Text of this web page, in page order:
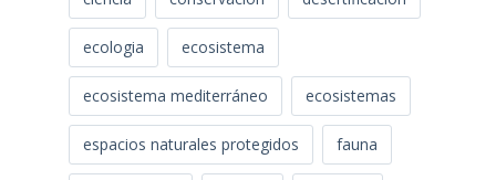
ecologia ecosistema
ecosistema mediterráneo ecosistemas
espacios naturales protegidos fauna